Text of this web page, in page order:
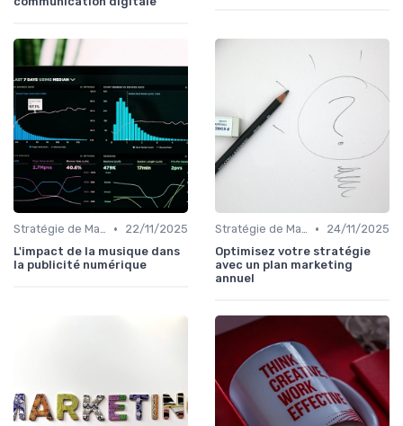
Stratégie de Marketing Digital •
22/11/2025
L'impact de la musique dans
la publicité numérique
Stratégie de Marketing Digital •
24/11/2025
Optimisez votre stratégie
avec un plan marketing
annuel